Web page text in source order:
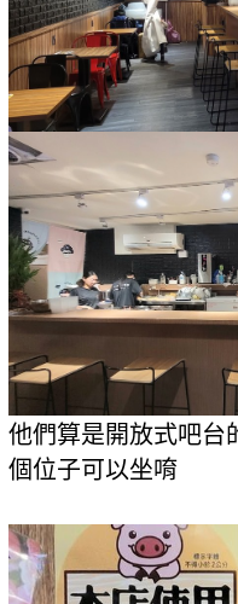
他們算是開放式吧台
個位子可以坐唷